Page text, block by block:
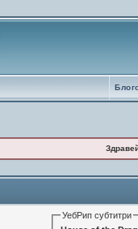
УебРип субтитри